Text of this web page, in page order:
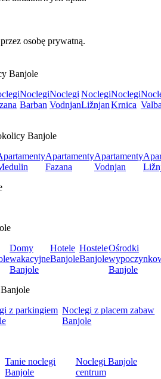
osobę prywatną.
Banjole
Noclegi
Barban
Noclegi
Vodnjan
Noclegi
Ližnjan
Noclegi
Krnica
Banjole
Apartamenty
Fazana
Apartamenty
Vodnjan
Domy
wakacyjne
Banjole
Hotele
Banjole
Hostele
Banjole
Ośrodki
Banjole
z parkingiem Noclegi z placem zabaw
Banjole
Tanie noclegi
Banjole
Noclegi Banjole
centrum